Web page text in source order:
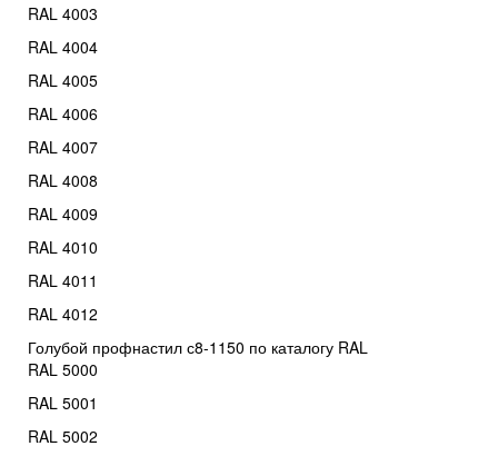
RAL 4003
RAL 4004
RAL 4005
RAL 4006
RAL 4007
RAL 4008
RAL 4009
RAL 4010
RAL 4011
RAL 4012
Голубой профнастил с8-1150 по каталогу RAL
RAL 5000
RAL 5001
RAL 5002